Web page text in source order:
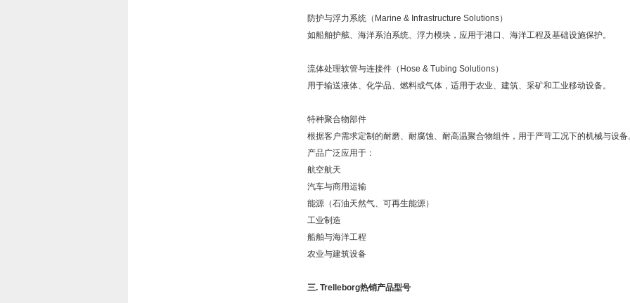
防护与浮力系统（ Marine & Infrastructure Solutions）
如船舶护舷、海洋系泊系统、浮力模块，应用于港口、海洋工程及基础设施保护。
流体处理软管与连接件（ Hose & Tubing Solutions）
用于输送液体、化学品、燃料或气体，适用于农业、建筑、采矿和工业移动设备。
特种聚合物部件
根据客户需求定制的耐磨、耐腐蚀、耐高温聚合物组件，用于严苛工况下的机械与设备
产品广泛应用于：
航空航天
汽车与商用运输
能源（石油天然气、可再生能源）
工业制造
船舶与海洋工程
农业与建筑设备
三. Trelleborg热销产品型号